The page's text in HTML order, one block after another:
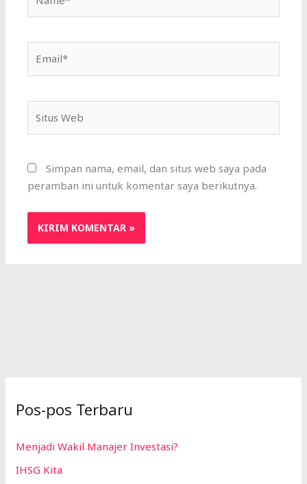
Web
Simpan nama, email, dan situs web saya pada
peramban ini untuk komentar saya berikutnya.
Pos-pos Terbaru
Menjadi Wakil Manajer Investasi?
IHSG Kita